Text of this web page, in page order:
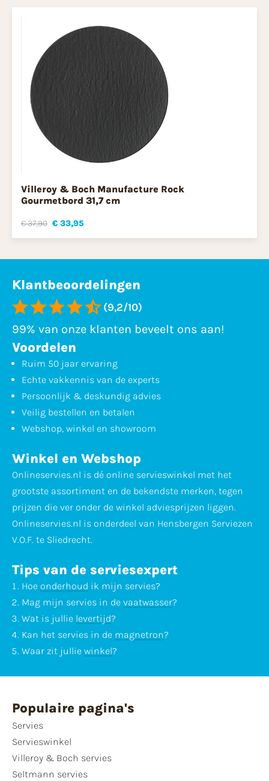
Villeroy & Boch Manufacture Rock
Gourmetbord 31,7 cm
€ 37,90 € 33,95
Klantbeoordelingen
(9,2/10)
99% van onze klanten beveelt ons aan!
Voordelen
Ruim 50 jaar ervaring
Echte vakkennis van de experts
Persoonlijk & deskundig advies
Veilig bestellen en betalen
Webshop, winkel en showroom
Winkel en Webshop
Onlineservies.nl is dé online servieswinkel met het
grootste assortiment en de bekendste merken, tegen
prijzen die ver onder de winkel adviesprijzen liggen.
Onlineservies.nl is onderdeel van Hensbergen Serviezen
V.O.F. te Sliedrecht.
Tips van de serviesexpert
Hoe onderhoud ik mijn servies?
Mag mijn servies in de vaatwasser?
Wat is jullie levertijd?
Kan het servies in de magnetron?
Waar zit jullie winkel?
Populaire pagina's
Servies
Servieswinkel
Villeroy & Boch servies
Seltmann servies